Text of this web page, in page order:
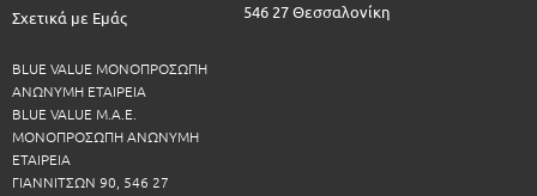
Σχετικά με Εμάς
BLUE VALUE ΜΟΝΟΠΡΟΣΩΠΗ
ΑΝΩΝΥΜΗ ΕΤΑΙΡΕΙΑ
BLUE VALUE Μ.Α.Ε.
ΜΟΝΟΠΡΟΣΩΠΗ ΑΝΩΝΥΜΗ
ΕΤΑΙΡΕΙΑ
ΓΙΑΝΝΙΤΣΩΝ 90, 546 27
546 27 Θεσσαλονίκη